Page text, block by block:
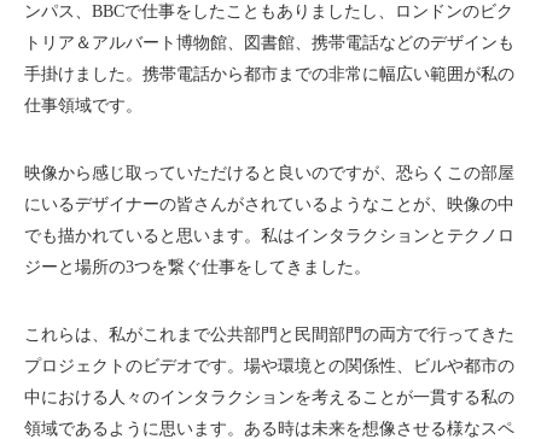
ンパス、BBCで仕事をしたこともありましたし、ロンドンのビク
トリア＆アルバート博物館、図書館、携帯電話などのデザインも
手掛けました。携帯電話から都市までの非常に幅広い範囲が私の
仕事領域です。
映像から感じ取っていただけると良いのですが、恐らくこの部屋
にいるデザイナーの皆さんがされているようなことが、映像の中
でも描かれていると思います。私はインタラクションとテクノロ
ジーと場所の3つを繋ぐ仕事をしてきました。
これらは、私がこれまで公共部門と民間部門の両方で行ってきた
プロジェクトのビデオです。場や環境との関係性、ビルや都市の
中における人々のインタラクションを考えることが一貫する私の
領域であるように思います。ある時は未来を想像させる様なスペ